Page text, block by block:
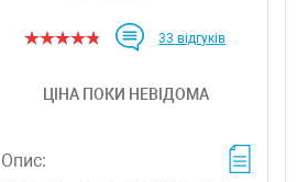
33 відгуків
ЦІНА ПОКИ НЕВІДОМА
Опис: